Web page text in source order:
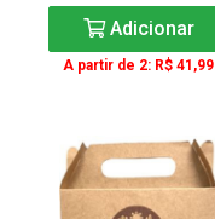
Adicionar
A partir de 2: R$ 41,99